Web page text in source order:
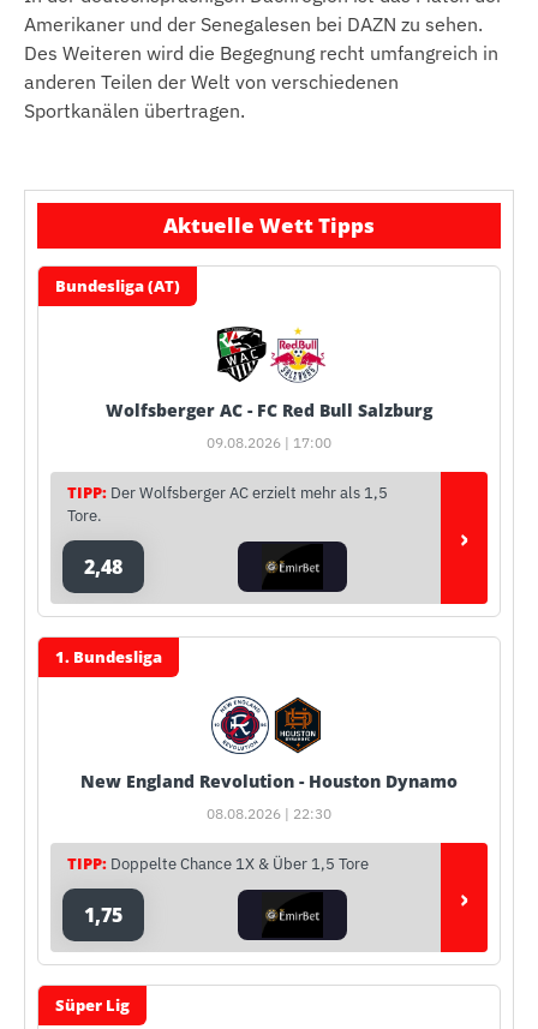
Amerikaner und der Senegalesen bei DAZN zu sehen.
Des Weiteren wird die Begegnung recht umfangreich in
anderen Teilen der Welt von verschiedenen
Sportkanälen übertragen.
Aktuelle Wett Tipps
Bundesliga (AT)
Wolfsberger AC - FC Red Bull Salzburg
09.08.2026 | 17:00
TIPP: Der Wolfsberger AC erzielt mehr als 1,5
Tore.
2,48
›
1. Bundesliga
New England Revolution - Houston Dynamo
08.08.2026 | 22:30
TIPP: Doppelte Chance 1X & Über 1,5 Tore
1,75 ›
Süper Lig